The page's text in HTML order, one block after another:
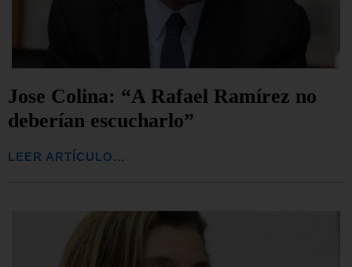
Jose Colina: “A Rafael Ramírez no
deberían escucharlo”
LEER ARTÍCULO...